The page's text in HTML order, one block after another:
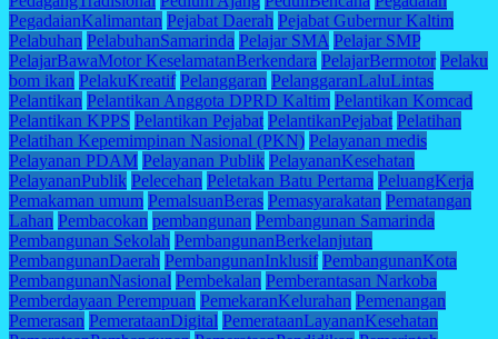
PegadaianKalimantan Pejabat Daerah Pejabat Gubernur Kaltim
Pelabuhan PelabuhanSamarinda Pelajar SMA Pelajar SMP
PelajarBawaMotor KeselamatanBerkendara PelajarBermotor Pelaku
bom ikan PelakuKreatif Pelanggaran PelanggaranLaluLintas
Pelantikan Pelantikan Anggota DPRD Kaltim Pelantikan Komcad
Pelantikan KPPS Pelantikan Pejabat PelantikanPejabat Pelatihan
Pelatihan Kepemimpinan Nasional (PKN) Pelayanan medis
Pelayanan PDAM Pelayanan Publik PelayananKesehatan
PelayananPublik Pelecehan Peletakan Batu Pertama PeluangKerja
Pemakaman umum PemalsuanBeras Pemasyarakatan Pematangan
Lahan Pembacokan pembangunan Pembangunan Samarinda
Pembangunan Sekolah PembangunanBerkelanjutan
PembangunanDaerah PembangunanInklusif PembangunanKota
PembangunanNasional Pembekalan Pemberantasan Narkoba
Pemberdayaan Perempuan PemekaranKelurahan Pemenangan
Pemerasan PemerataanDigital PemerataanLayananKesehatan